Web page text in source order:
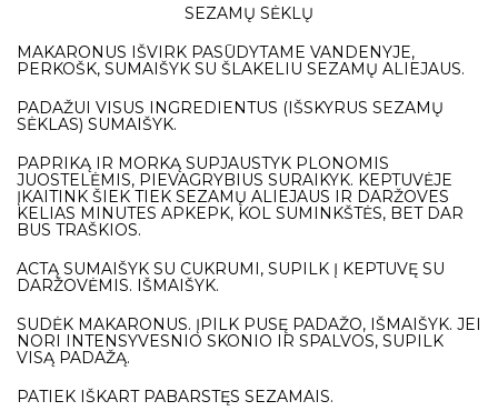
SEZAMŲ SĖKLŲ
MAKARONUS IŠVIRK PASŪDYTAME VANDENYJE,
PERKOŠK, SUMAIŠYK SU ŠLAKELIU SEZAMŲ ALIEJAUS.
PADAŽUI VISUS INGREDIENTUS (IŠSKYRUS SEZAMŲ
SĖKLAS) SUMAIŠYK.
PAPRIKĄ IR MORKĄ SUPJAUSTYK PLONOMIS
JUOSTELĖMIS, PIEVAGRYBIUS SURAIKYK. KEPTUVĖJE
ĮKAITINK ŠIEK TIEK SEZAMŲ ALIEJAUS IR DARŽOVES
KELIAS MINUTES APKEPK, KOL SUMINKŠTĖS, BET DAR
BUS TRAŠKIOS.
ACTĄ SUMAIŠYK SU CUKRUMI, SUPILK Į KEPTUVĘ SU
DARŽOVĖMIS. IŠMAIŠYK.
SUDĖK MAKARONUS. ĮPILK PUSĘ PADAŽO, IŠMAIŠYK. JEI
NORI INTENSYVESNIO SKONIO IR SPALVOS, SUPILK
VISĄ PADAŽĄ.
PATIEK IŠKART PABARSTĘS SEZAMAIS.